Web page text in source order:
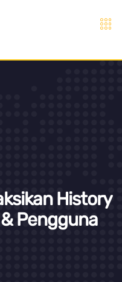
History
Pengguna